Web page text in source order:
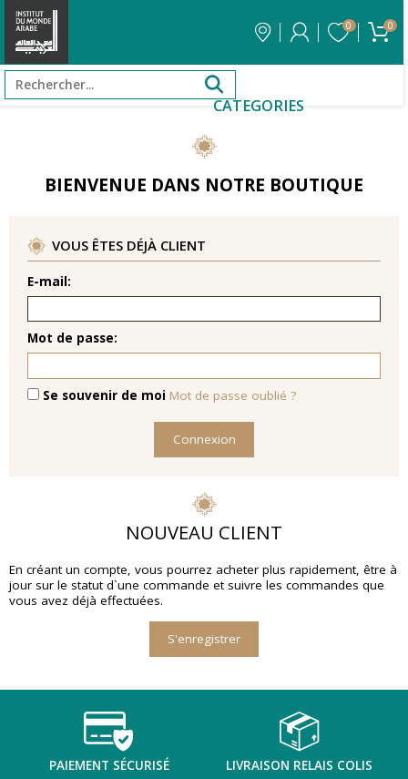
0 0
CATEGORIES
BIENVENUE DANS NOTRE BOUTIQUE
NOUVEAU CLIENT
En créant un compte, vous pourrez acheter plus rapidement, être à
jour sur le statut d`une commande et suivre les commandes que
vous avez déjà effectuées.
S'enregistrer
VOUS ÊTES DÉJÀ CLIENT
E-mail:
Mot de passe:
Se souvenir de moi Mot de passe oublié ?
Connexion
PAIEMENT SÉCURISÉ LIVRAISON RELAIS COLIS